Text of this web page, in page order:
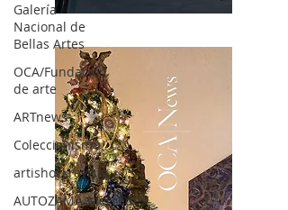
Galería
Nacional de
Bellas Artes
OCA/Fundación
de arte
ARTnews
Coleccionismo
artishockrevista
AUTOZAMA/Mercedes-
OCA|News 30 /Enero-Febrero / 2024